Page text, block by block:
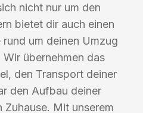
nicht nur um den
bietet dir auch einen
um deinen Umzug
übernehmen das
den Transport deiner
den Aufbau deiner
Zuhause. Mit unserem